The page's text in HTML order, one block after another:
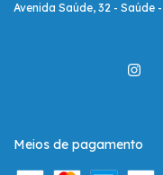
Avenida Saúde, 32 - Saúde
Meios de pagamento